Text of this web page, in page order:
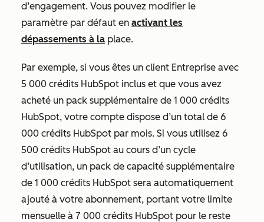
d’engagement. Vous pouvez modifier le
paramètre par défaut en activant les
dépassements à la place.
Par exemple, si vous êtes un client Entreprise avec
5 000 crédits HubSpot inclus et que vous avez
acheté un pack supplémentaire de 1 000 crédits
HubSpot, votre compte dispose d’un total de 6
000 crédits HubSpot par mois. Si vous utilisez 6
500 crédits HubSpot au cours d’un cycle
d’utilisation, un pack de capacité supplémentaire
de 1 000 crédits HubSpot sera automatiquement
ajouté à votre abonnement, portant votre limite
mensuelle à 7 000 crédits HubSpot pour le reste